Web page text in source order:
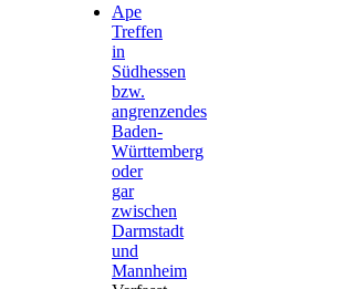
Ape
Treffen
in
Südhessen
bzw.
angrenzendes
Baden-
Württemberg
oder
gar
zwischen
Darmstadt
und
Mannheim